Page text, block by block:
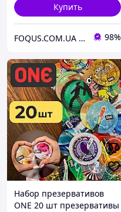
Купить
FOQUS.COM.UA ● Интернет магазин Фокус 98%
Набор презервативов
ONE 20 шт презервативы